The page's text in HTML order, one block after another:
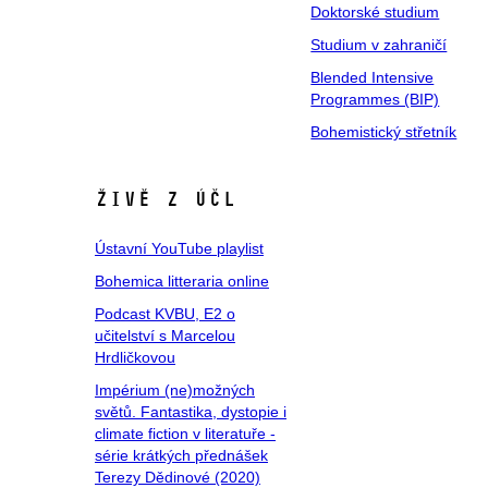
Doktorské studium
Studium v zahraničí
Blended Intensive
Programmes (BIP)
Bohemistický střetník
Živě z ÚČL
Ústavní YouTube playlist
Bohemica litteraria online
Podcast KVBU, E2 o
učitelství s Marcelou
Hrdličkovou
Impérium (ne)možných
světů. Fantastika, dystopie i
climate fiction v literatuře -
série krátkých přednášek
Terezy Dědinové (2020)